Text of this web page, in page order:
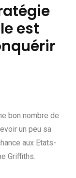
est
bon nombre de
un peu sa
aux Etats-
Griffiths.